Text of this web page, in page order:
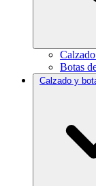
Botas
Calzado y